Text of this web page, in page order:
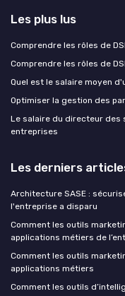
Les plus lus
Comprendre les rôles de
Comprendre les rôles de
Quel est le salaire moyen
Optimiser la gestion des
Le salaire du directeur
entreprises
Les derniers
Architecture SASE :
l'entreprise a disparu
Comment les outils
applications métiers de
Comment les outils
applications métiers
Comment les outils